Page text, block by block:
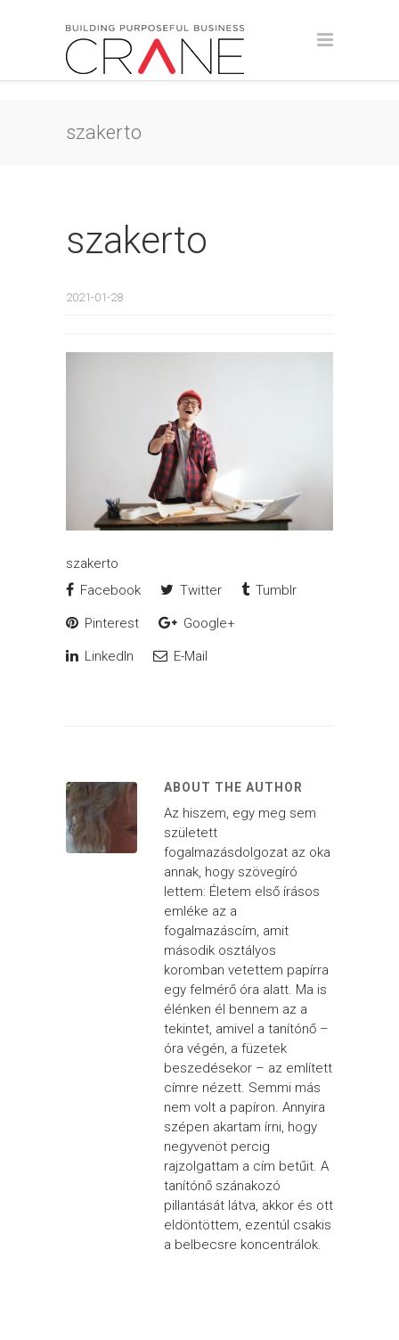
szakerto
szakerto
2021-01-28
szakerto
Facebook
Twitter Tumblr
Pinterest Google+
LinkedIn E-Mail
ABOUT THE AUTHOR
Az hiszem, egy meg sem
született
fogalmazásdolgozat az oka
annak, hogy szövegíró
lettem: Életem első írásos
emléke az a
fogalmazáscím, amit
második osztályos
koromban vetettem papírra
egy felmérő óra alatt. Ma is
élénken él bennem az a
tekintet, amivel a tanítónő –
óra végén, a füzetek
beszedésekor – az említett
címre nézett. Semmi más
nem volt a papíron. Annyira
szépen akartam írni, hogy
negyvenöt percig
rajzolgattam a cím betűit. A
tanítónő szánakozó
pillantását látva, akkor és ott
eldöntöttem, ezentúl csakis
a belbecsre koncentrálok.